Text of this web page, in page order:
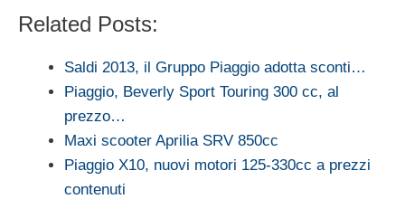
Related Posts:
Saldi 2013, il Gruppo Piaggio adotta sconti…
Piaggio, Beverly Sport Touring 300 cc, al
prezzo…
Maxi scooter Aprilia SRV 850cc
Piaggio X10, nuovi motori 125-330cc a prezzi
contenuti